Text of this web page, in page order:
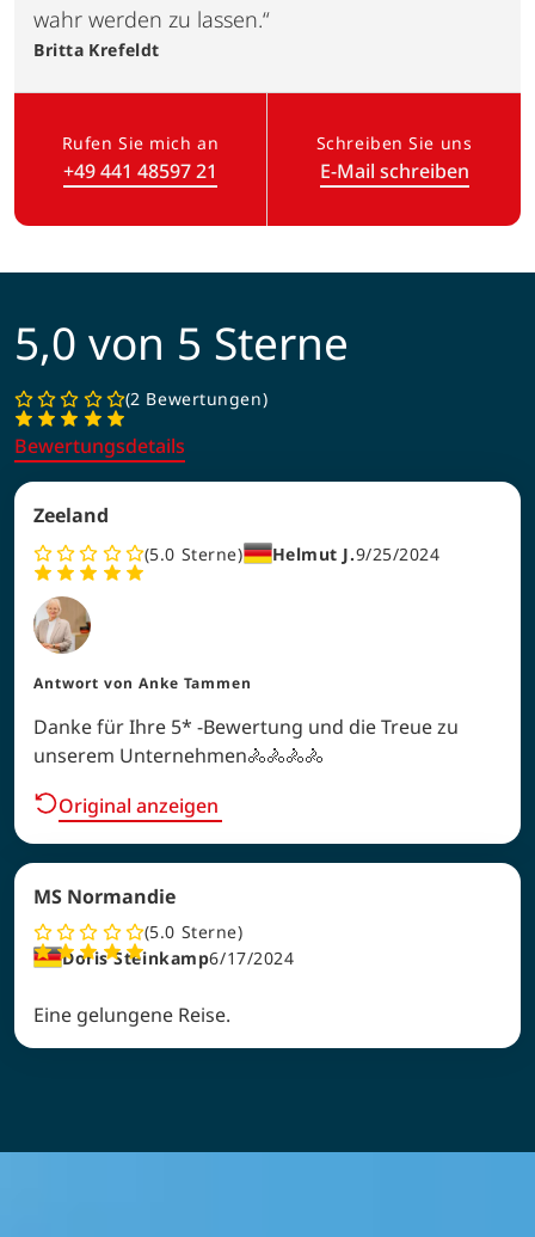
wahr werden zu lassen.“
Britta Krefeldt
Rufen Sie mich an
+49 441 48597 21(Link öffnet in neuem Tab)
Schreiben Sie uns
E-Mail schreiben
5,0 von 5 Sterne
2 Bewertungen
Bewertungsdetails
Zeeland
5.0 Sterne Helmut J.9/25/2024
Antwort von Anke Tammen
Danke für Ihre 5* -Bewertung und die Treue zu
unserem Unternehmen🚴🚴🚴🚴
Original anzeigen
MS Normandie
5.0 Sterne
Doris Steinkamp6/17/2024
Eine gelungene Reise.